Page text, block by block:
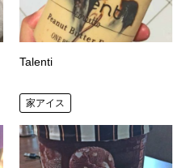
Talenti
家アイス